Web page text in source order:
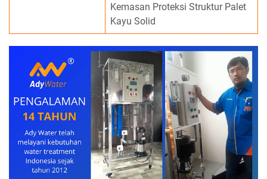
Kemasan Proteksi Struktur Palet
Kayu Solid